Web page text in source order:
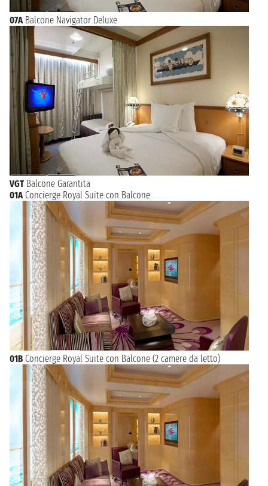
07A Balcone Navigator Deluxe
VGT Balcone Garantita
01A Concierge Royal Suite con Balcone
01B Concierge Royal Suite con Balcone (2 camere da letto)